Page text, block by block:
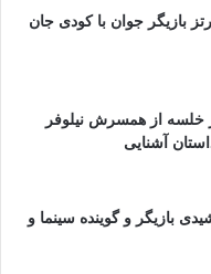
بازیگر جوان با کودی جان
خلسه از همسرش نیلوفر
آشنایی
بازیگر و گوینده سینما و